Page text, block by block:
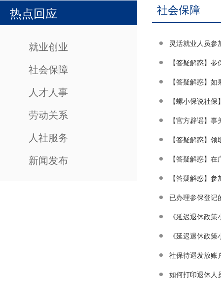
热点回应
就业创业
社会保障
人才人事
劳动关系
人社服务
新闻发布
社会保障
灵活就业人员参
【答疑解惑】
【答疑解惑】
【螺小保说社
【官方辟谣】
【答疑解惑】
【答疑解惑】
已办理参保登
《延迟退休政
《延迟退休政
社保待遇发放账
如何打印退休人